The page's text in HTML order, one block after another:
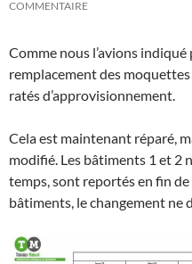
COMMENTAIRE
Comme nous l’avions
remplacement des
ratés d’approvisionnement.
Cela est maintenant réparé,
modifié. Les bâtiments 1 et 2
temps, sont reportés en fin
bâtiments, le changement ne